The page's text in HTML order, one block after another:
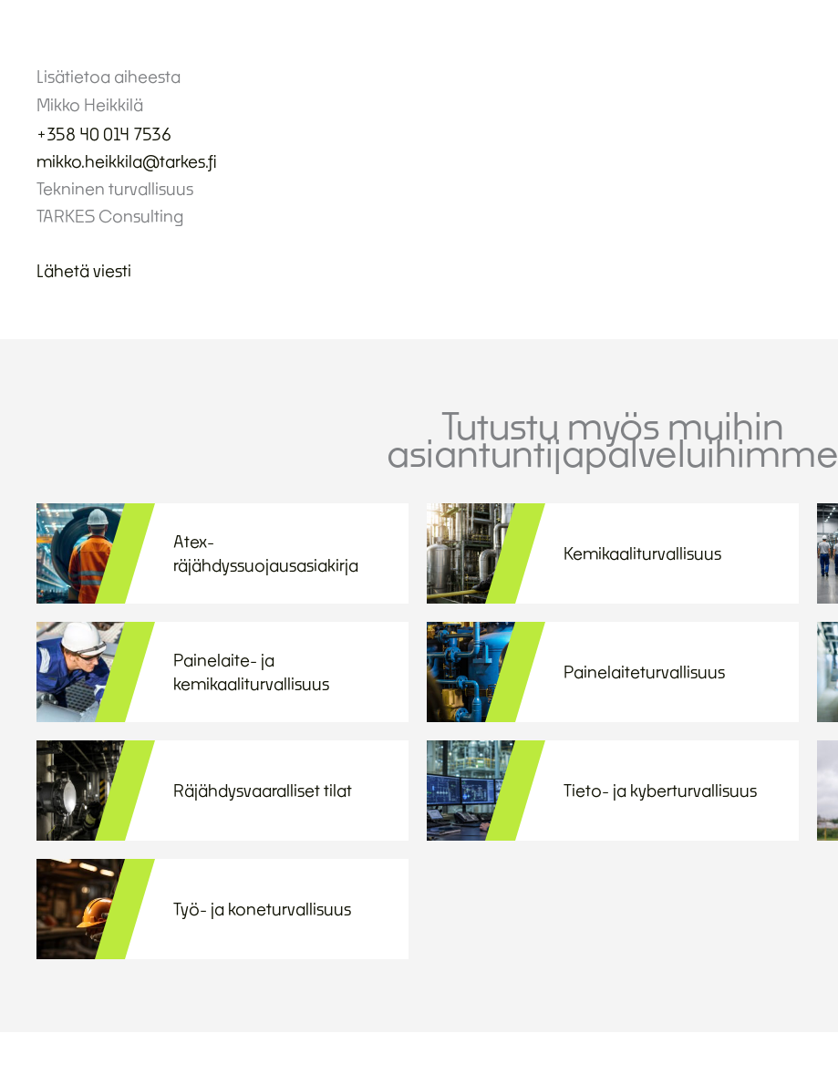
Lisätietoa aiheesta
Mikko Heikkilä
+358 40 014 7536
mikko.heikkila@tarkes.fi
Tekninen turvallisuus
TARKES Consulting
Lähetä viesti
Tutustu myös muihin
asiantuntijapalveluihimme
Atex-
räjähdyssuojausasiakirja
Kemikaaliturvallisuus
Painelaite- ja
kemikaaliturvallisuus
Painelaiteturvallisuus
Räjähdysvaaralliset tilat Tieto- ja kyberturvallisuus
Työ- ja koneturvallisuus